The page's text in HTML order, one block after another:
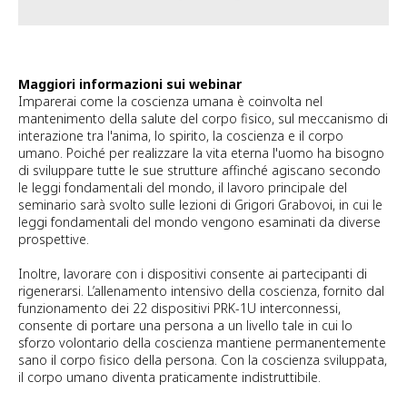
Maggiori informazioni sui webinar
Imparerai come la coscienza umana è coinvolta nel
mantenimento della salute del corpo fisico, sul meccanismo di
interazione tra l'anima, lo spirito, la coscienza e il corpo
umano. Poiché per realizzare la vita eterna l'uomo ha bisogno
di sviluppare tutte le sue strutture affinché agiscano secondo
le leggi fondamentali del mondo, il lavoro principale del
seminario sarà svolto sulle lezioni di Grigori Grabovoi, in cui le
leggi fondamentali del mondo vengono esaminati da diverse
prospettive.
Inoltre, lavorare con i dispositivi consente ai partecipanti di
rigenerarsi. L’allenamento intensivo della coscienza, fornito dal
funzionamento dei 22 dispositivi PRK-1U interconnessi,
consente di portare una persona a un livello tale in cui lo
sforzo volontario della coscienza mantiene permanentemente
sano il corpo fisico della persona. Con la coscienza sviluppata,
il corpo umano diventa praticamente indistruttibile.